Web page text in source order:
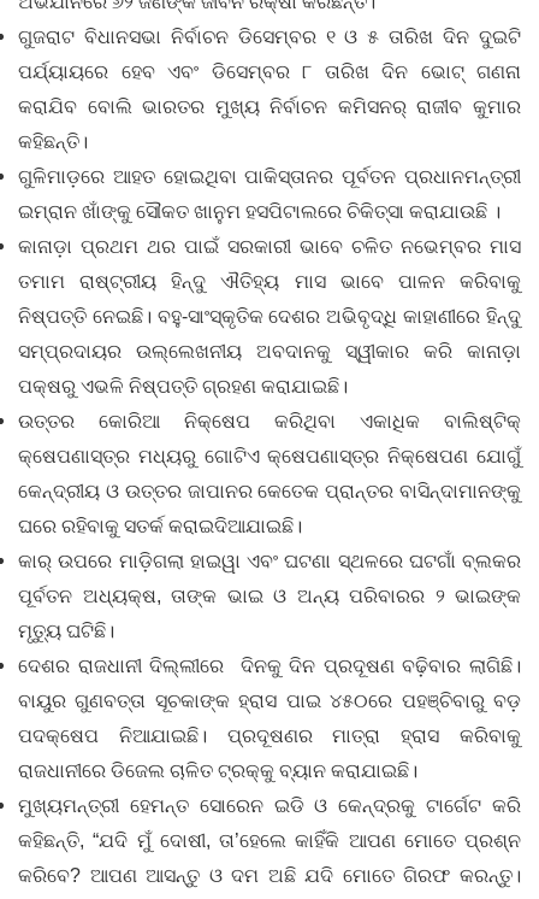
ଗୁଜରାଟ ବିଧାନସଭା ନିର୍ବାଚନ ଡିସେମ୍ବର ୧ ଓ ୫ ତାରିଖ ଦିନ ଦୁଇଟି
ପର୍ଯ୍ୟାୟରେ ହେବ ଏବଂ ଡିସେମ୍ବର ୮ ତାରିଖ ଦିନ ଭୋଟ୍‌ ଗଣନା
କରାଯିବ ବୋଲି ଭାରତର ମୁଖ୍ୟ ନିର୍ବାଚନ କମିସନର୍‌ ରାଜୀବ କୁମାର
କହିଛନ୍ତି।
ଗୁଳିମାଡ଼ରେ ଆହତ ହୋଇଥିବା ପାକିସ୍ତାନର ପୂର୍ବତନ ପ୍ରଧାନମନ୍ତ୍ରୀ
ଇମ୍ରାନ ଖାଁଙ୍କୁ ସୌକତ ଖାନୁମ ହସପିଟାଲରେ ଚିକିତ୍ସା କରାଯାଉଛି ।
କାନାଡ଼ା ପ୍ରଥମ ଥର ପାଇଁ ସରକାରୀ ଭାବେ ଚଳିତ ନଭେମ୍ବର ମାସ
ତମାମ ରାଷ୍ଟ୍ରୀୟ ହିନ୍ଦୁ ଐତିହ୍ୟ ମାସ ଭାବେ ପାଳନ କରିବାକୁ
ନିଷ୍ପତ୍ତି ନେଇଛି। ବହୁ-ସାଂସ୍କୃତିକ ଦେଶର ଅଭିବୃଦ୍ଧି କାହାଣୀରେ ହିନ୍ଦୁ
ସମ୍ପ୍ରଦାୟର ଉଲ୍ଲେଖନୀୟ ଅବଦାନକୁ ସ୍ୱୀକାର କରି କାନାଡ଼ା
ପକ୍ଷରୁ ଏଭଳି ନିଷ୍ପତ୍ତି ଗ୍ରହଣ କରାଯାଇଛି।
ଉତ୍ତର କୋରିଆ ନିକ୍ଷେପ କରିଥିବା ଏକାଧିକ ବାଲିଷ୍ଟିକ୍
କ୍ଷେପଣାସ୍ତ୍ର ମଧ୍ୟରୁ ଗୋଟିଏ କ୍ଷେପଣାସ୍ତ୍ର ନିକ୍ଷେପଣ ଯୋଗୁଁ
କେନ୍ଦ୍ରୀୟ ଓ ଉତ୍ତର ଜାପାନର କେତେକ ପ୍ରାନ୍ତର ବାସିନ୍ଦାମାନଙ୍କୁ
ଘରେ ରହିବାକୁ ସତର୍କ କରାଇଦିଆଯାଇଛି।
କାର୍‌ ଉପରେ ମାଡ଼ିଗଲା ହାଇୱା ଏବଂ ଘଟଣା ସ୍ଥଳରେ ଘଟଗାଁ ବ୍ଲକର
ପୂର୍ବତନ ଅଧ୍ୟକ୍ଷ, ତାଙ୍କ ଭାଇ ଓ ଅନ୍ୟ ପରିବାରର ୨ ଭାଇଙ୍କ
ମୃତ୍ୟୁ ଘଟିଛି।
ଦେଶର ରାଜଧାନୀ ଦିଲ୍ଲୀରେ ଦିନକୁ ଦିନ ପ୍ରଦୂଷଣ ବଢ଼ିବାର ଲାଗିଛି।
ବାୟୁର ଗୁଣବତ୍ତା ସୂଚକାଙ୍କ ହ୍ରାସ ପାଇ ୪୫୦ରେ ପହଞ୍ଚିବାରୁ ବଡ଼
ପଦକ୍ଷେପ ନିଆଯାଇଛି। ପ୍ରଦୂଷଣର ମାତ୍ରା ହ୍ରାସ କରିବାକୁ
ରାଜଧାନୀରେ ଡିଜେଲ ଚାଳିତ ଟ୍ରକ୍‌କୁ ବ୍ୟାନ କରାଯାଇଛି।
ମୁଖ୍ୟମନ୍ତ୍ରୀ ହେମନ୍ତ ସୋରେନ ଇଡି ଓ କେନ୍ଦ୍ରକୁ ଟାର୍ଗେଟ କରି
କହିଛନ୍ତି, “ଯଦି ମୁଁ ଦୋଷୀ, ତା’ହେଲେ କାହିଁକି ଆପଣ ମୋତେ ପ୍ରଶ୍ନ
କରିବେ? ଆପଣ ଆସନ୍ତୁ ଓ ଦମ ଅଛି ଯଦି ମୋତେ ଗିରଫ କରନ୍ତୁ।